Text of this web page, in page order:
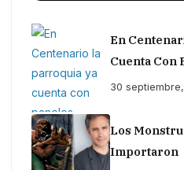
En
Cuenta Con
30
Los
Importaron